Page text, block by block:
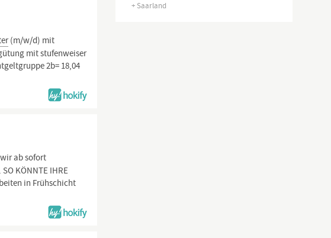
+ Saarland
(m/w/d) mit
mit stufenweiser
2b= 18,04
ab sofort
KÖNNTE IHRE
in Frühschicht